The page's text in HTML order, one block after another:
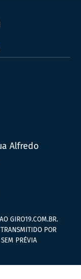
Alfredo
GIRO19.COM.BR.
POR
PRÉVIA